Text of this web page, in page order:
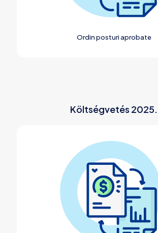
Ordin posturi aprobate
Költségvetés 2025.